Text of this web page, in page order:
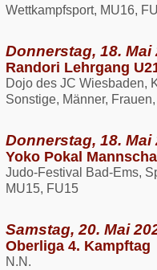
Wettkampfsport, MU16,
Donnerstag, 18. Mai
Randori Lehrgang
Dojo des JC Wiesbaden,
Sonstige, Männer,
Donnerstag, 18. Mai
Yoko Pokal
Judo-Festival Bad-Ems,
MU15, FU15
Samstag, 20. Mai
Oberliga 4. Kampftag
N.N.